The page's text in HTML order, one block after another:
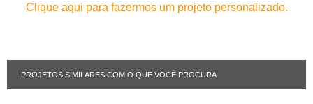
Clique aqui para fazermos um projeto personalizado.
PROJETOS SIMILARES COM O QUE VOCÊ PROCURA